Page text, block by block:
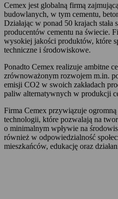
Cemex jest globalną firmą
budowlanych, w tym cementu,
Działając w ponad 50 krajach
producentów cementu na świecie.
wysokiej jakości produktów, które
techniczne i środowiskowe.
Ponadto Cemex realizuje ambitne
zrównoważonym rozwojem m.in.
emisji CO2 w swoich zakładach
paliw alternatywnych w produkcji
Firma Cemex przywiązuje
technologii, które pozwalają na
o minimalnym wpływie na
również w odpowiedzialność
mieszkańców, edukację oraz